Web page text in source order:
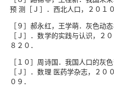
预 测［Ｊ］．西北人口，２０１
［９］郝永红，王学萌．灰色动
［Ｊ］．数学的实践与认识，２
８２０．
［１０］周诗国．我国人口的灰
［Ｊ］．数理 医药学杂志，２０
０９．